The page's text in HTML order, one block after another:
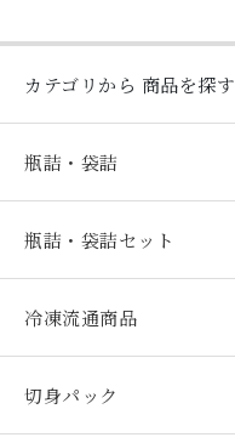
カテゴリから 商品を探す
瓶詰・袋詰
瓶詰・袋詰セット
冷凍流通商品
切身パック